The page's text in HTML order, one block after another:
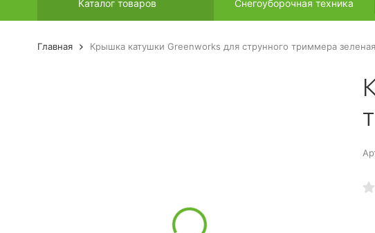
Каталог товаров Снегоуборочная техника
Главная Крышка катушки Greenworks для струнного триммера